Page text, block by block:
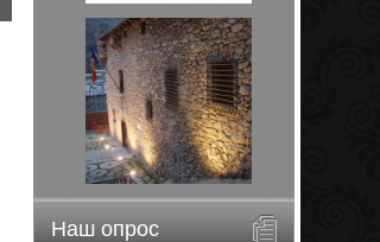
Наш опрос